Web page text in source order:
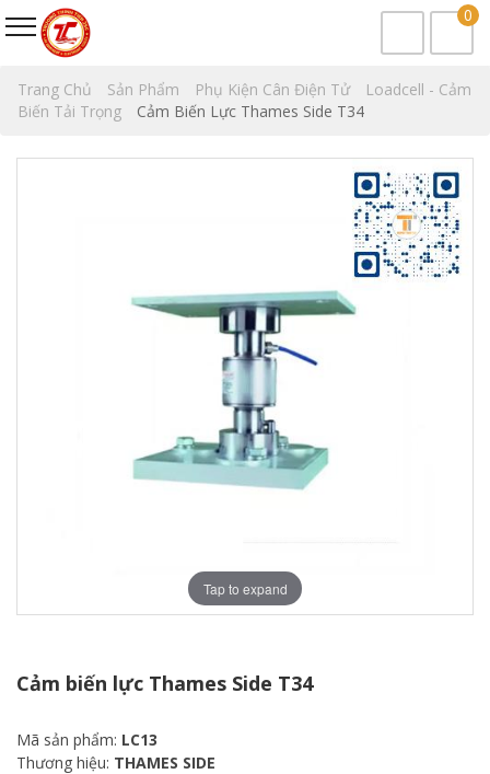
0
Trang Chủ Sản Phẩm Phụ Kiện Cân Điện Tử
Loadcell - Cảm
Biến Tải Trọng
Cảm Biến Lực Thames Side T34
Tap to expand
Cảm biến lực Thames Side T34
Mã sản phẩm: LC13
Thương hiệu: THAMES SIDE